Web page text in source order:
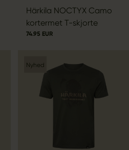
Härkila NOCTYX Camo
kortermet T-skjorte
74.95 EUR
Nyhed